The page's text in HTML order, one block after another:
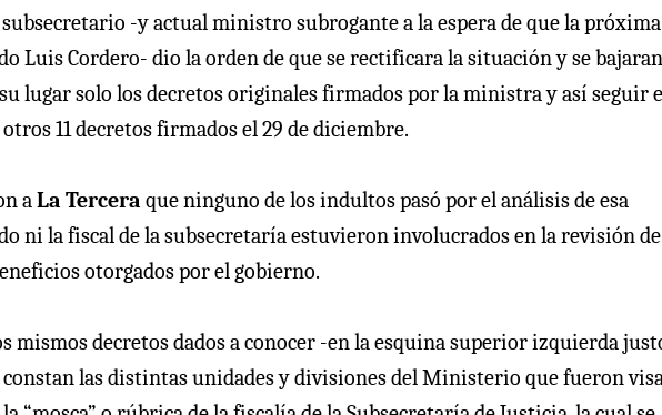
-y actual ministro subrogante a la espera de que la próxima
Luis Cordero- dio la orden de que se rectificara la situación y se bajaran
lugar solo los decretos originales firmados por la ministra y así seguir
11 decretos firmados el 29 de diciembre.
aLa Tercera que ninguno de los indultos pasó por el análisis de esa
ni la fiscal de la subsecretaría estuvieron involucrados en la revisión
otorgados por el gobierno.
mismos decretos dados a conocer -en la esquina superior izquierda
las distintas unidades y divisiones del Ministerio que fueron